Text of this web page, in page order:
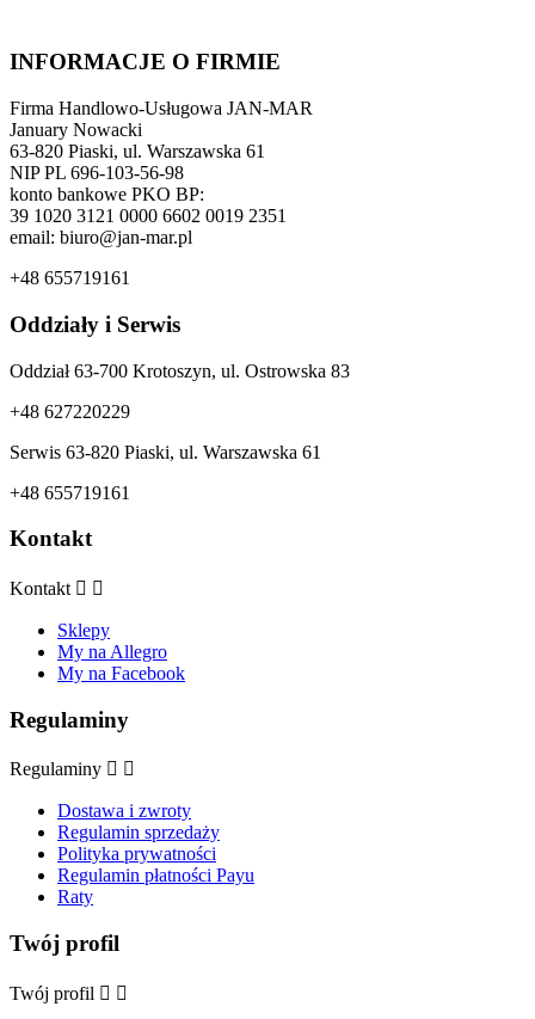
INFORMACJE O FIRMIE
Firma Handlowo-Usługowa JAN-MAR
January Nowacki
63-820 Piaski, ul. Warszawska 61
NIP PL 696-103-56-98
konto bankowe PKO BP:
39 1020 3121 0000 6602 0019 2351
email: biuro@jan-mar.pl
+48 655719161
Oddziały i Serwis
Oddział 63-700 Krotoszyn, ul. Ostrowska 83
+48 627220229
Serwis 63-820 Piaski, ul. Warszawska 61
+48 655719161
Kontakt
Kontakt  
Sklepy
My na Allegro
My na Facebook
Regulaminy
Regulaminy  
Dostawa i zwroty
Regulamin sprzedaży
Polityka prywatności
Regulamin płatności Payu
Raty
Twój profil
Twój profil  